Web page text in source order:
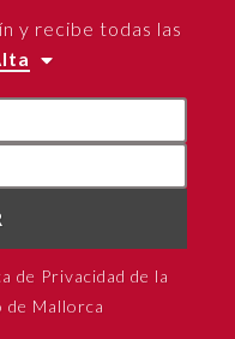
y recibe todas las
de Privacidad de la
de Mallorca